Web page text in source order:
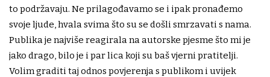
to podržavaju. Ne prilagođavamo se i ipak pronađemo
svoje ljude, hvala svima što su se došli smrzavati s nama.
Publika je najviše reagirala na autorske pjesme što mi je
jako drago, bilo je i par lica koji su baš vjerni pratitelji.
Volim graditi taj odnos povjerenja s publikom i uvijek